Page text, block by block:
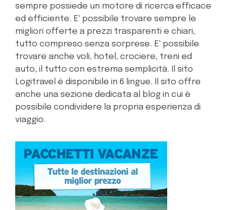
sempre possiede un motore di ricerca efficace
ed efficiente. E' possibile trovare sempre le
migliori offerte a prezzi trasparenti e chiari,
tutto compreso senza sorprese. E' possibile
trovare anche voli, hotel, crociere, treni ed
auto, il tutto con estrema semplicità. Il sito
Logitravel è disponibile in 6 lingue. Il sito offre
anche una sezione dedicata al blog in cui è
possibile condividere la propria esperienza di
viaggio.